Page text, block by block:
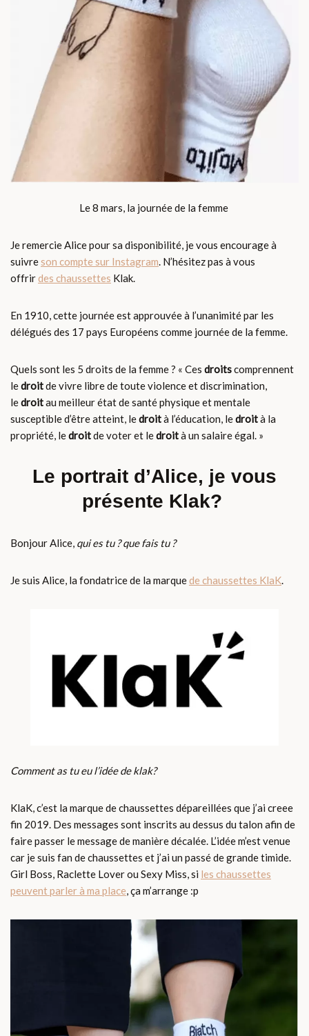
Le 8 mars, la journée de la femme
Je remercie Alice pour sa disponibilité, je vous encourage à
suivreson compte sur Instagram. N’hésitez pas à vous
offrirdes chaussettes Klak.
En 1910, cette journée est approuvée à l’unanimité par les
délégués des 17 pays Européens comme journée de la femme.
Quels sont les 5 droits de la femme ? « Ces droitscomprennent
ledroitde vivre libre de toute violence et discrimination,
ledroitau meilleur état de santé physique et mentale
susceptible d’être atteint, ledroità l’éducation, ledroità la
propriété, ledroitde voter et ledroità un salaire égal. »
Le portrait d’Alice, je vous
présente Klak?
Bonjour Alice, qui es tu ? que fais tu ?
Je suis Alice, la fondatrice de la marquede chaussettes KlaK.
Comment as tu eu l’idée de klak?
KlaK, c’est la marque de chaussettes dépareillées que j’ai creee
fin 2019. Des messages sont inscrits au dessus du talon afin de
faire passer le message de manière décalée. L’idée m’est venue
car je suis fan de chaussettes et j’ai un passé de grande timide.
Girl Boss, Raclette Lover ou Sexy Miss, si les chaussettes
peuvent parler à ma place, ça m’arrange :p